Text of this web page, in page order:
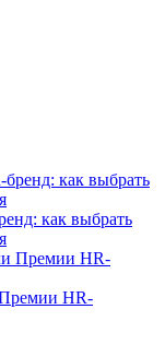
как выбрать
HR-